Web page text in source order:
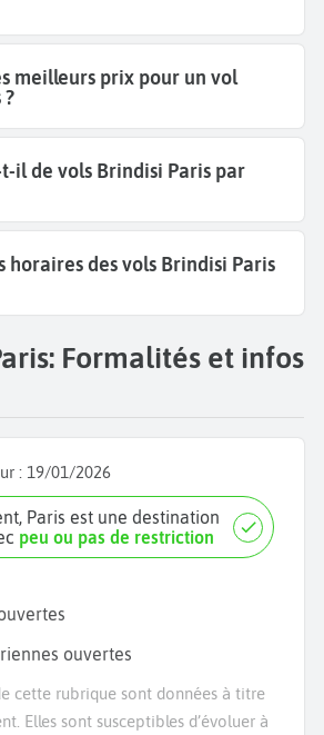
meilleurs prix pour un vol
?
il de vols Brindisi Paris par
horaires des vols Brindisi Paris
Formalités et infos
: 19/01/2026
Paris est une destination
peu ou pas de restriction
ouvertes
cette rubrique sont données à titre
Elles sont susceptibles d’évoluer à